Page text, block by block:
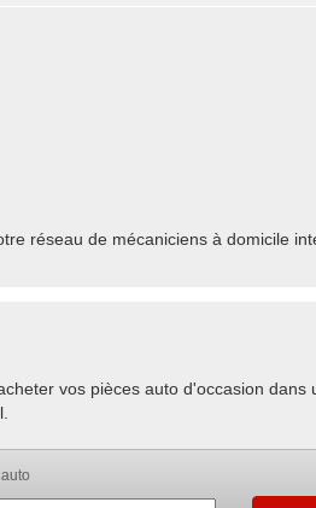
réseau de mécaniciens à domicile
vos pièces auto d'occasion dans